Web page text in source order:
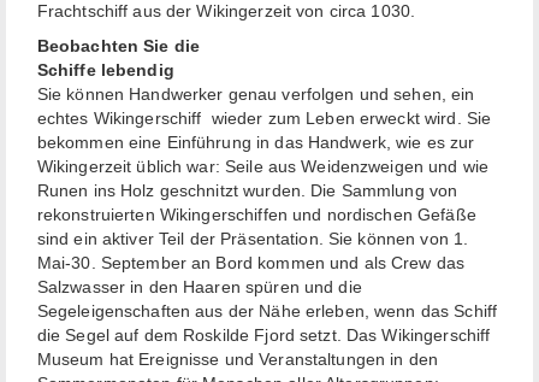
Frachtschiff aus der Wikingerzeit von circa 1030.
Beobachten Sie die
Schiffe
Sie können Handwerker genau verfolgen und sehen, ein
echtes Wikingerschiff wieder zum Leben erweckt wird. Sie
bekommen eine Einführung in das Handwerk, wie es zur
Wikingerzeit üblich war: Seile aus Weidenzweigen und wie
Runen ins Holz geschnitzt wurden. Die Sammlung von
rekonstruierten Wikingerschiffen und nordischen Gefäße
sind ein aktiver Teil der Präsentation. Sie können von 1.
Mai-30. September an Bord kommen und als Crew das
Salzwasser in den Haaren spüren und die
Segeleigenschaften aus der Nähe erleben, wenn das Schiff
die Segel auf dem Roskilde Fjord setzt. Das Wikingerschiff
Museum hat Ereignisse und Veranstaltungen in den